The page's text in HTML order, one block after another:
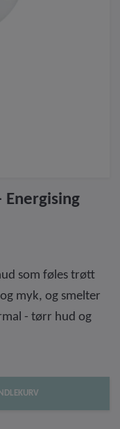
Energising
som føles trøtt
myk, og smelter
- tørr hud og